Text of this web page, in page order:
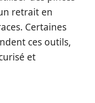
retrait en
Certaines
ces outils,
et